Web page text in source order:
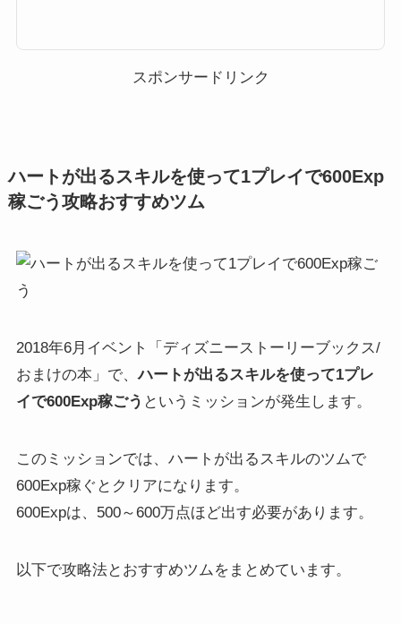
それでは、まず「ハートが出る...
スポンサードリンク
ハートが出るスキルを使って1プレイで600Exp
稼ごう攻略おすすめツム
2018年6月イベント「ディズニーストーリーブックス/
おまけの本」で、ハートが出るスキルを使って1プレ
イで600Exp稼ごう というミッションが発生します。
このミッションでは、ハートが出るスキルのツムで
600Exp稼ぐとクリアになります。
600Expは、500～600万点ほど出す必要があります。
以下で攻略法とおすすめツムをまとめています。